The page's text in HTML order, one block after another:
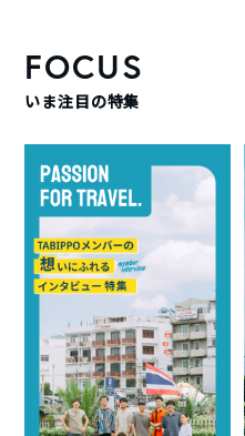
FOCUS
いま注目の特集